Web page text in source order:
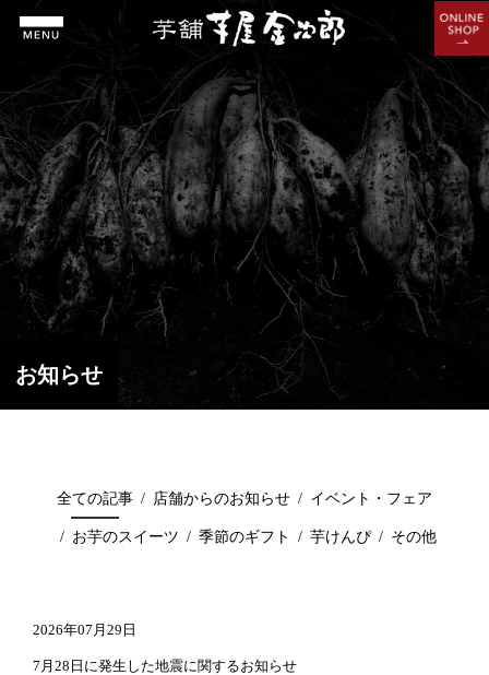
お知らせ
全ての記事 店舗からのお知らせ イベント・フェア
お芋のスイーツ 季節のギフト 芋けんぴ その他
2026年07月29日
7月28日に発生した地震に関するお知らせ